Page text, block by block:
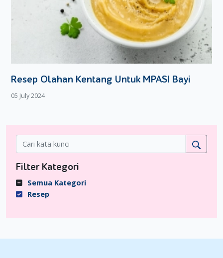
Resep Olahan Kentang Untuk MPASI Bayi
05 July 2024
Filter Kategori
Semua Kategori
Resep